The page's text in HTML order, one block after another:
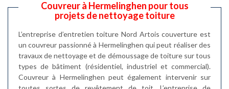
Couvreur à Hermelinghen pour tous
projets de nettoyage toiture
L’entreprise d’entretien toiture Nord Artois couverture est
un couvreur passionné à Hermelinghen qui peut réaliser des
travaux de nettoyage et de démoussage de toiture sur tous
types de bâtiment (résidentiel, industriel et commercial).
Couvreur à Hermelinghen peut également intervenir sur